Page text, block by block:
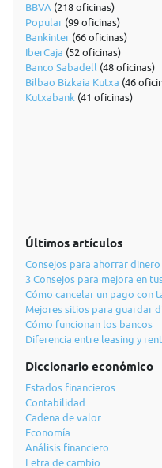
BBVA (218 oficinas)
Popular (99 oficinas)
Bankinter (66 oficinas)
IberCaja (52 oficinas)
Banco Sabadell (48 oficinas)
Bilbao Bizkaia Kutxa (46
Kutxabank (41 oficinas)
Últimos artículos
Consejos para ahorrar
3 Consejos para mejora en
Cómo cancelar un pago con
Mejores sitios para guardar
Cómo funcionan los bancos
Diferencia entre leasing y
Diccionario económico
Estados financieros
Contabilidad
Cadena de valor
Economía
Análisis financiero
Letra de cambio